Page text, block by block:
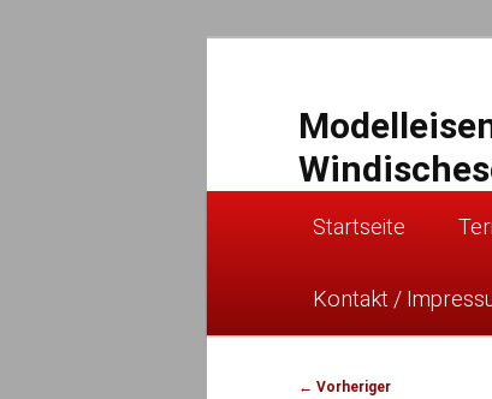
Startseite
Kontakt /
Beitragsnavigation
← Vorheriger